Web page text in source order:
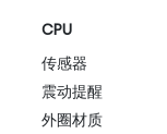
CPU
传感器
震动提醒
外圈材质